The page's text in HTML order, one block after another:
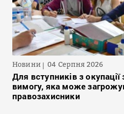
Новини 04 Серпня 2026
Для вступників з
вимогу, яка може
правозахисники